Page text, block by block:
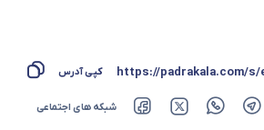
https://padrakala.com/s/ کپی آدرس
شبکه های اجتماعی